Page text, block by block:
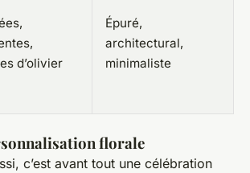
d’olivier
Épuré,
architectural,
minimaliste
florale
c’est avant tout une célébration